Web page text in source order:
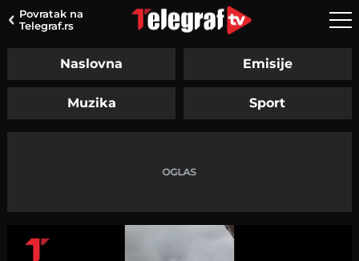
Povratak na
Telegraf.rs
Naslovna Emisije
Muzika Sport